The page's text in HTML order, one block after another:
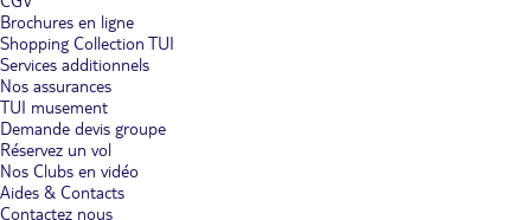
Brochures en ligne
Shopping Collection TUI
Services additionnels
Nos assurances
TUI musement
Demande devis groupe
Réservez un vol
Nos Clubs en vidéo
Aides & Contacts
Contactez nous